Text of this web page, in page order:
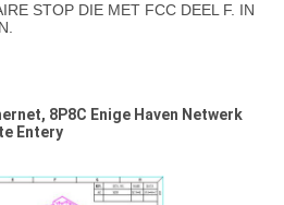
STOP DIE MET FCC DEEL F. IN
8P8C Enige Haven Netwerk
Entery